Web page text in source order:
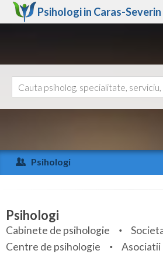
Psihologi in Caras-Severin
Arad
Arges
Bihor
Bistrita-Nasaud
Ajutor
Psihologi
Specialitati
Servicii
Psihologi
Cabinete de psihologie
Centre de psihologie
Asociatii